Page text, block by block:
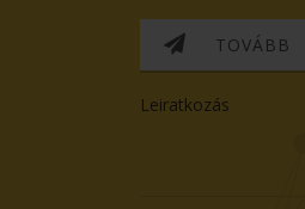
TOVÁBB
Leiratkozás